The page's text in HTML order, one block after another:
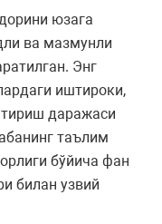
юзага
ва мазмунли
Энг
иштироки,
даражаси
таълим
бўйича фан
билан узвий